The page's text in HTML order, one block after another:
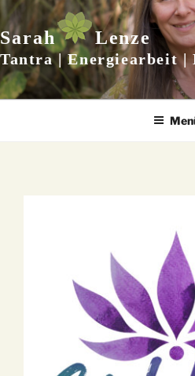
Inhalt
springen
Sarah Lenze
Tantra | Energiearbeit |